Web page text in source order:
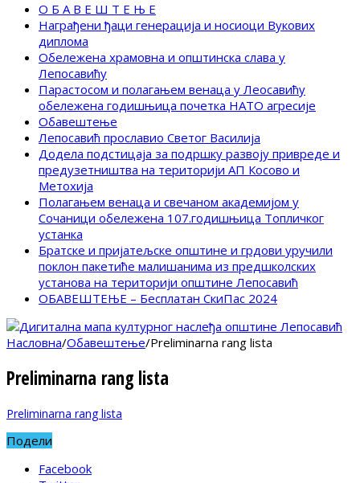
О Б А В Е Ш Т Е Њ Е
Награђени ђаци генерација и носиоци Вукових
диплома
Обележена храмовна и општинска слава у
Лепосавићу
Парастосом и полагањем венаца у Леосавићу
обележена годишњица почетка НАТО агресије
Обавештење
Лепосавић прославио Светог Василија
Додела подстицаја за подршку развоју привреде и
предузетништва на територији АП Косово и
Метохија
Полагањем венаца и свечаном академијом у
Сочаници обележена 107.годишњица Топличког
устанка
Братске и пријатељске општине и грдови уручили
поклон пакетиће малишанима из предшколских
установа на територији општине Лепосавић
ОБАВЕШТЕЊЕ – Бесплатан СкиПас 2024
Насловна/Обавештење/Preliminarna rang lista
Preliminarna rang lista
Preliminarna rang lista
Подели
Facebook